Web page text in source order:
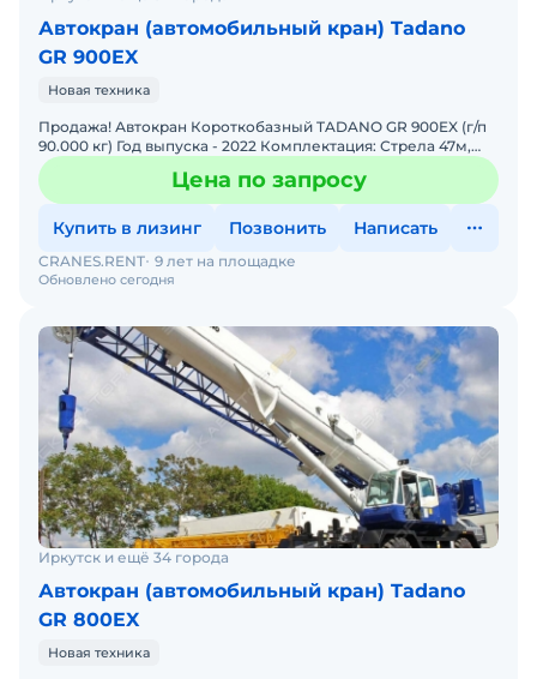
Автокран (автомобильный кран) Tadano
GR 900EX
Новая техника
Продажа! Автокран Короткобазный TADANO GR 900EX (г/п
90.000 кг) Год выпуска - 2022 Комплектация: Стрела 47м,
плюс гусёк 18м. Цвет - белый Наработка - 0 м/
Цена по запросу
Купить в лизинг Позвонить Написать
Обновлено сегодня
CRANES.RENT 9 лет на площадке
Иркутск и ещё 34 города
Автокран (автомобильный кран) Tadano
GR 800EX
Новая техника